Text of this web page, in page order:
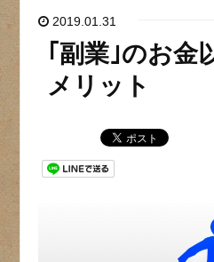
2019.01.31
｢副業｣のお金
メリット